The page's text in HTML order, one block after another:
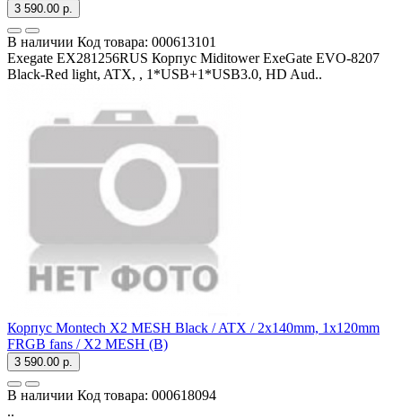
3 590.00 р.
В наличии Код товара: 000613101
Exegate EX281256RUS Корпус Miditower ExeGate EVO-8207
Black-Red light, ATX, , 1*USB+1*USB3.0, HD Aud..
Корпус Montech X2 MESH Black / ATX / 2x140mm, 1x120mm
FRGB fans / X2 MESH (B)
3 590.00 р.
В наличии Код товара: 000618094
..